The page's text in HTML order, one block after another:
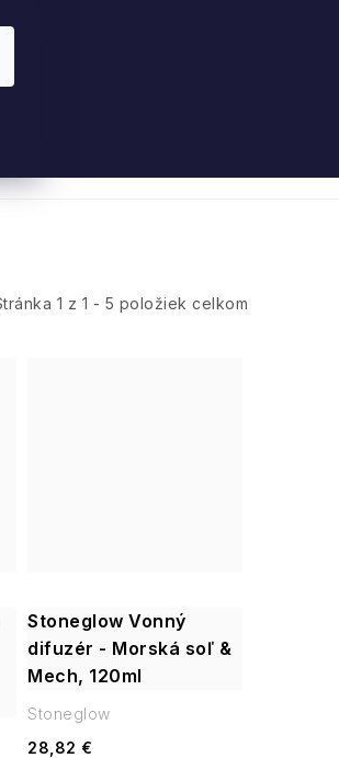
1 z 1 - 5 položiek celkom
Stoneglow Vonný
difuzér - Morská soľ &
Mech, 120ml
28,82 €
Stoneglow